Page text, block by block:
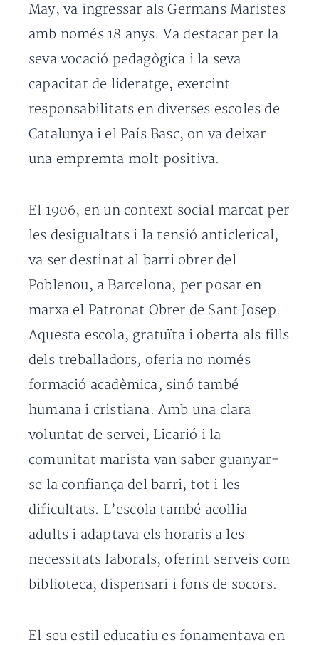
May, va ingressar als Germans Maristes
amb només 18 anys. Va destacar per la
seva vocació pedagògica i la seva
capacitat de lideratge, exercint
responsabilitats en diverses escoles de
Catalunya i el País Basc, on va deixar
una empremta molt positiva.
El 1906, en un context social marcat per
les desigualtats i la tensió anticlerical,
va ser destinat al barri obrer del
Poblenou, a Barcelona, per posar en
marxa el Patronat Obrer de Sant Josep.
Aquesta escola, gratuïta i oberta als fills
dels treballadors, oferia no només
formació acadèmica, sinó també
humana i cristiana. Amb una clara
voluntat de servei, Licarió i la
comunitat marista van saber guanyar-
se la confiança del barri, tot i les
dificultats. L’escola també acollia
adults i adaptava els horaris a les
necessitats laborals, oferint serveis com
biblioteca, dispensari i fons de socors.
El seu estil educatiu es fonamentava en